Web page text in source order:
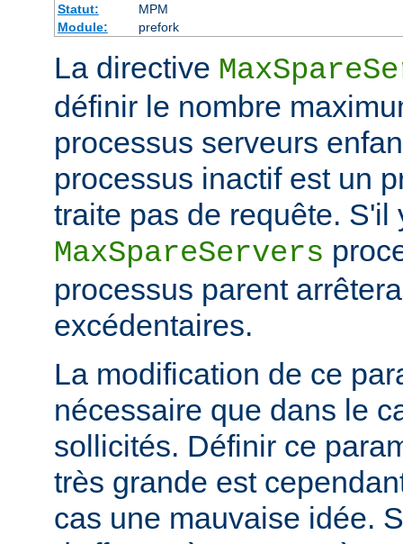
Statut:
MPM
Module:
prefork
La directive
définir le nombre
processus serveurs
processus inactif est un
traite pas de requête. S'il
MaxSpareServers
processus parent
excédentaires.
La modification de ce
nécessaire que dans le
sollicités. Définir ce
très grande est
cas une mauvaise idée.